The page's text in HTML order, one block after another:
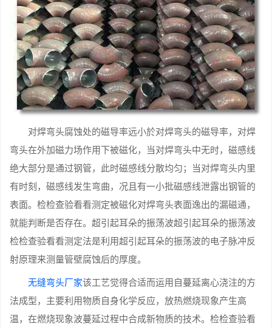
对焊弯头腐蚀处的磁导率远小於对焊弯头的磁导率，对焊
弯头在外加磁力场作用下被磁化，当对焊弯头中无时，磁感线
绝大部分是通过钢管，此时磁感线分散均匀；当对焊弯头内里
有时刻，磁感线发生弯曲，况且有一小批磁感线泄露出钢管的
表面。检检查验看看测定被磁化对焊弯头表面逸出的漏磁通，
就能判断是否存在。超引起耳朵的振荡波超引起耳朵的振荡波
检检查验看看测定法是利用超引起耳朵的振荡波的电子脉冲反
射原理来测量管壁腐蚀后的厚度。
无缝弯头厂家该工艺觉得合适而运用自蔓延离心浇注的方
法成型，主要利用物质自身化学反应，放热燃烧现象产生高
温，在燃烧现象波蔓延过程中合成新物质的技术。检检查验看